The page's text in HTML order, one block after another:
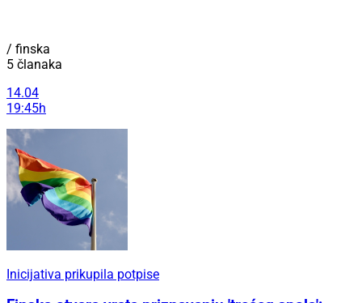
/ finska
5 članaka
14.04
19:45h
Inicijativa prikupila potpise